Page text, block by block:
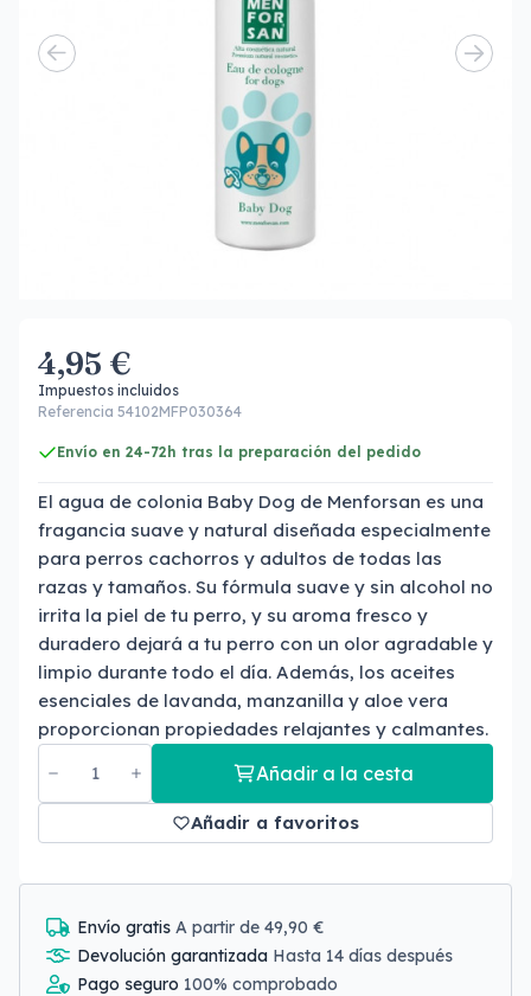
4,95 €
Impuestos incluidos
Referencia 54102MFP030364
Envío en 24-72h tras la preparación del pedido
El agua de colonia Baby Dog de Menforsan es una
fragancia suave y natural diseñada especialmente
para perros cachorros y adultos de todas las
razas y tamaños. Su fórmula suave y sin alcohol no
irrita la piel de tu perro, y su aroma fresco y
duradero dejará a tu perro con un olor agradable y
limpio durante todo el día. Además, los aceites
esenciales de lavanda, manzanilla y aloe vera
proporcionan propiedades relajantes y calmantes.
Añadir a la cesta
Añadir a favoritos
Envío gratis A partir de 49,90 €
Devolución garantizada Hasta 14 días después
Pago seguro 100% comprobado